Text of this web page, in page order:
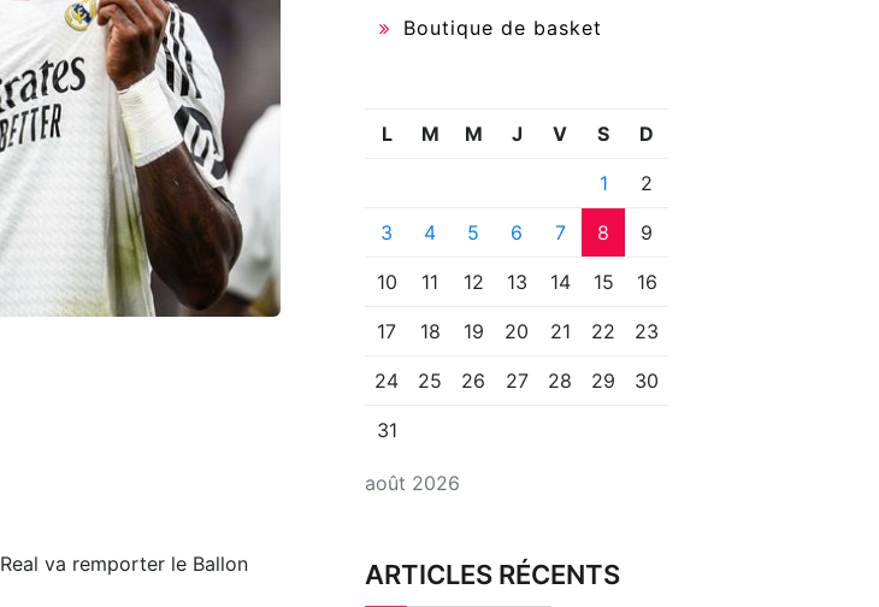
va remporter le Ballon
Boutique de basket
août 2026
L M M J V S D
1 2
3 4 5 6 7 8 9
10 11 12 13 14 15 16
17 18 19 20 21 22 23
24 25 26 27 28 29 30
31
ARTICLES RÉCENTS